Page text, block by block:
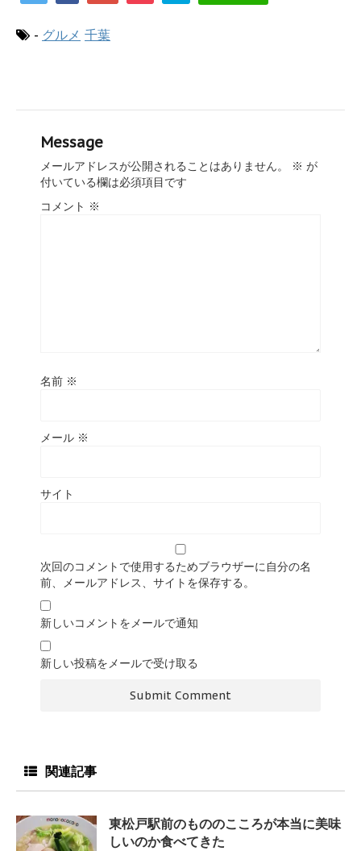
- グルメ 千葉
Message
メールアドレスが公開されることはありません。 ※ が
付いている欄は必須項目です
コメント ※
名前 ※
メール ※
サイト
次回のコメントで使用するためブラウザーに自分の名
前、メールアドレス、サイトを保存する。
新しいコメントをメールで通知
新しい投稿をメールで受け取る
関連記事
東松戸駅前のもののこころが本当に美味
しいのか食べてきた